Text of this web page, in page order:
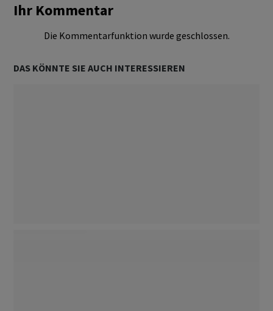
Ihr Kommentar
Die Kommentarfunktion wurde geschlossen.
DAS KÖNNTE SIE AUCH INTERESSIEREN